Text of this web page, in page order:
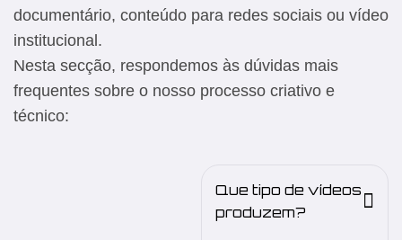
documentário, conteúdo para redes sociais ou vídeo
institucional.
Nesta secção, respondemos às dúvidas mais
frequentes sobre o nosso processo criativo e
técnico:
Que tipo de vídeos
produzem?